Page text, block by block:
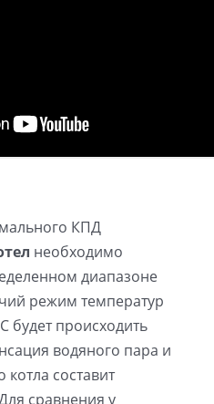
КПД
необходимо
диапазоне
режим температур
будет происходить
водяного пара и
составит
сравнения у